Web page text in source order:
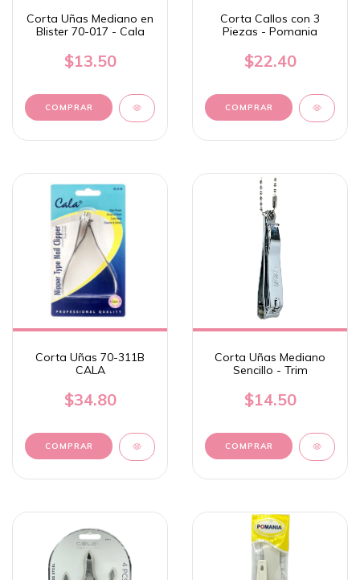
Corta Uñas Mediano en
Blister 70-017 - Cala
$13.50
Corta Callos con 3
Piezas - Pomania
$22.40
Corta Uñas 70-311B
CALA
$34.80
Corta Uñas Mediano
Sencillo - Trim
$14.50